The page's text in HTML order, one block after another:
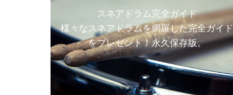
スネアドラム完全ガイド
様々なスネアドラムを網羅した完全ガイド
をプレゼント！永久保存版。